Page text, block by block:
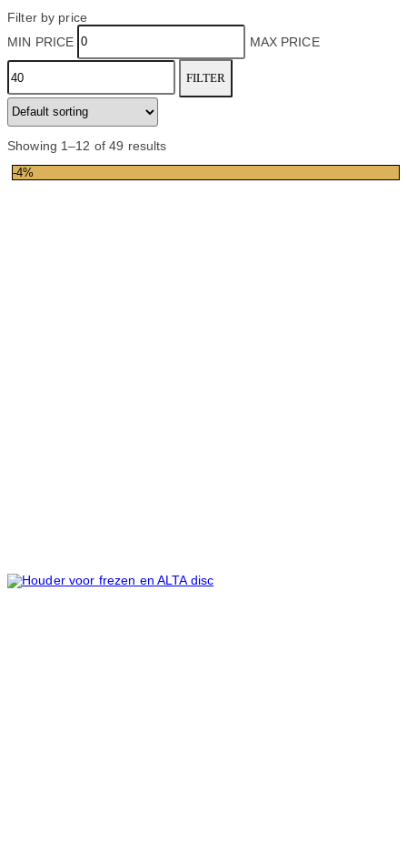
Filter by price
MIN PRICE
MAX PRICE
FILTER
Showing 1–12 of 49 results
-4%